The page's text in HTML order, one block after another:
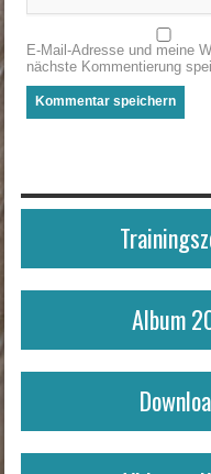
E-Mail-Adresse und meine
nächste Kommentierung
Album